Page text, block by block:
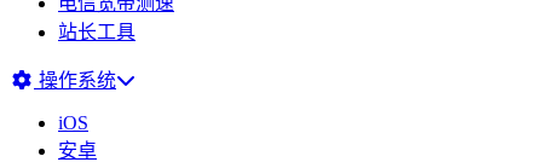
站长工具
操作系统
iOS
安卓